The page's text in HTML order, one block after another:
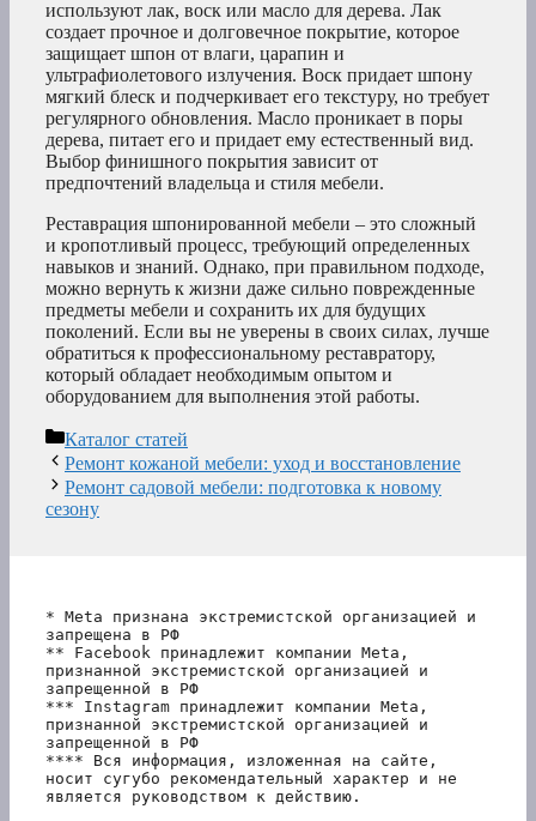
используют лак, воск или масло для дерева. Лак
создает прочное и долговечное покрытие, которое
защищает шпон от влаги, царапин и
ультрафиолетового излучения. Воск придает шпону
мягкий блеск и подчеркивает его текстуру, но требует
регулярного обновления. Масло проникает в поры
дерева, питает его и придает ему естественный вид.
Выбор финишного покрытия зависит от
предпочтений владельца и стиля мебели.
Реставрация шпонированной мебели – это сложный
и кропотливый процесс, требующий определенных
навыков и знаний. Однако, при правильном подходе,
можно вернуть к жизни даже сильно поврежденные
предметы мебели и сохранить их для будущих
поколений. Если вы не уверены в своих силах, лучше
обратиться к профессиональному реставратору,
который обладает необходимым опытом и
оборудованием для выполнения этой работы.
Рубрики
Каталог статей
Ремонт кожаной мебели: уход и восстановление
Ремонт садовой мебели: подготовка к новому
сезону
* Meta признана экстремистской организацией и
запрещена в РФ
** Facebook принадлежит компании Meta,
признанной экстремистской организацией и
запрещенной в РФ
*** Instagram принадлежит компании Meta,
признанной экстремистской организацией и
запрещенной в РФ
**** Вся информация, изложенная на сайте,
носит сугубо рекомендательный характер и не
является руководством к действию.